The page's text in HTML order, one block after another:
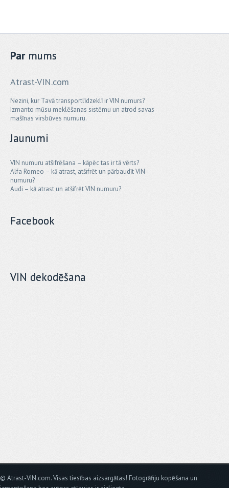
Parmums
Atrast-VIN.com
Nezini, kur Tavā transportlīdzeklī ir VIN numurs?
Izmanto mūsu meklēšanas sistēmu un atrod savas
mašīnas virsbūves numuru.
Jaunumi
VIN numuru atšifrēšana – kāpēc tas ir tā vērts?
Alfa Romeo – kā atrast, atšifrēt un pārbaudīt VIN
numuru?
Audi – kā atrast un atšifrēt VIN numuru?
Facebook
VIN dekodēšana
© Atrast-VIN.com. Visas tiesības aizsargātas! Fotogrāfiju kopēšana un